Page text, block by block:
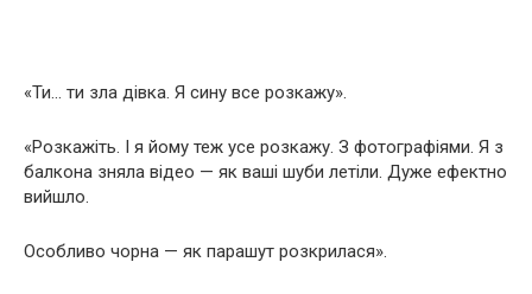
«Ти… ти зла дівка. Я сину все розкажу».
«Розкажіть. І я йому теж усе розкажу. З фотографіями. Я з
балкона зняла відео — як ваші шуби летіли. Дуже ефектно
вийшло.
Особливо чорна — як парашут розкрилася».